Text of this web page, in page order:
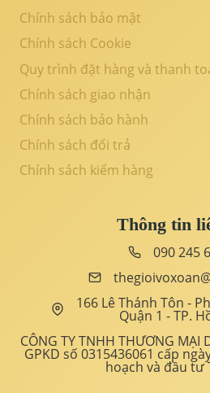
Chính sách bảo mật
Chính sách Cookie
Quy trình đặt hàng và thanh
Chính sách giao nhận
Chính sách bảo hành
Chính sách đổi trả
Chính sách kiểm hàng
Thông tin
090 245
166 Lê Thánh Tôn -
Quận 1 - TP.
CÔNG TY TNHH THƯƠNG MẠI
GPKD số 0315436061 cấp
hoạch và đầu tư